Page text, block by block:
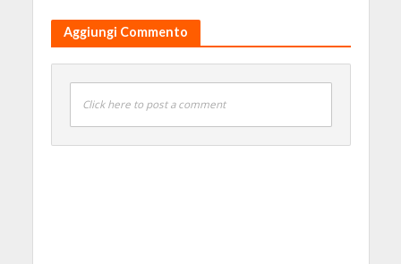
Aggiungi Commento
Click here to post a comment